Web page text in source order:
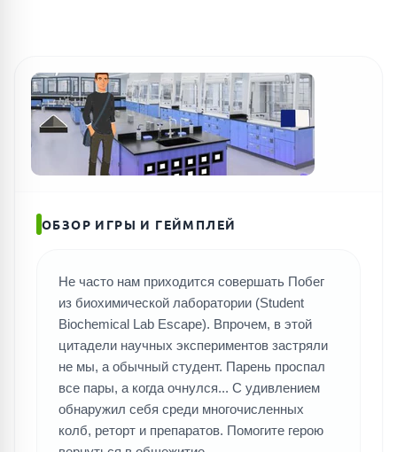
ОБЗОР ИГРЫ И ГЕЙМПЛЕЙ
Не часто нам приходится совершать Побег
из биохимической лаборатории (Student
Biochemical Lab Escape). Впрочем, в этой
цитадели научных экспериментов застряли
не мы, а обычный студент. Парень проспал
все пары, а когда очнулся... С удивлением
обнаружил себя среди многочисленных
колб, реторт и препаратов. Помогите герою